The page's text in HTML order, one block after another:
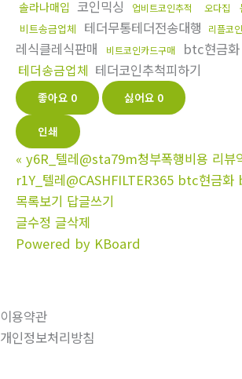
솔라나매입 코인믹싱 업비트코인추적 오다집
비트송금업체
테더무통테더전송대행 리플코
레식클레식판매
비트코인카드구매
btc현금화
테더송금업체 테더코인추척피하기
좋아요 0 싫어요 0
인쇄
« y6R_텔레@sta79m청부폭행비용 리뷰
r1Y_텔레@CASHFILTER365 btc현금
목록보기 답글쓰기
글수정 글삭제
Powered by KBoard
이용약관
개인정보처리방침